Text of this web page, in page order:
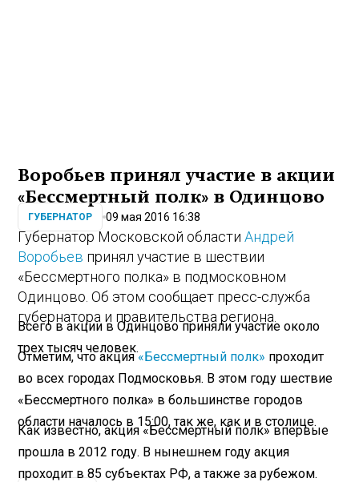
Воробьев принял участие в акции
«Бессмертный полк» в Одинцово
ГУБЕРНАТОР 09 мая 2016 16:38
Губернатор Московской областиАндрей
Воробьев принял участие в шествии
«Бессмертного полка» в подмосковном
Одинцово. Об этом сообщает пресс-служба
губернатора и правительства региона.
Всего в акции в Одинцово приняли участие около
трех тысяч человек.
Отметим, что акция«Бессмертный полк» проходит
во всех городах Подмосковья. В этом году шествие
«Бессмертного полка» в большинстве городов
области началось в 15:00, так же, как и в столице.
Как известно, акция «Бессмертный полк» впервые
прошла в 2012 году. В нынешнем году акция
проходит в 85 субъектах РФ, а также за рубежом.